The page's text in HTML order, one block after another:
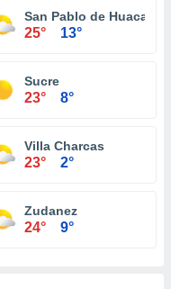
San Pablo de Huacareta
25° 13°
Sucre
23° 8°
Villa Charcas
23° 2°
Zudanez
24° 9°